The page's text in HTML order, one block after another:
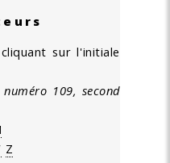
sur l'initiale
109, second
Z